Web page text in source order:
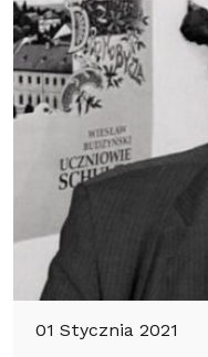
01 Stycznia 2021